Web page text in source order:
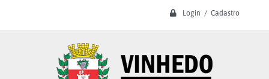
Login / Cadastro